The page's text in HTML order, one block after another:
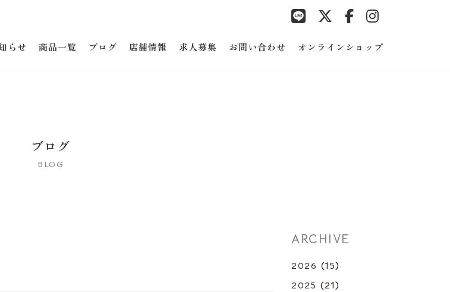
らせ 商品一覧 ブログ 店舗情報 求人募集 お問い合わせ オンラインショップ
ブログ
BLOG
ARCHIVE
2026 (15)
2025 (21)